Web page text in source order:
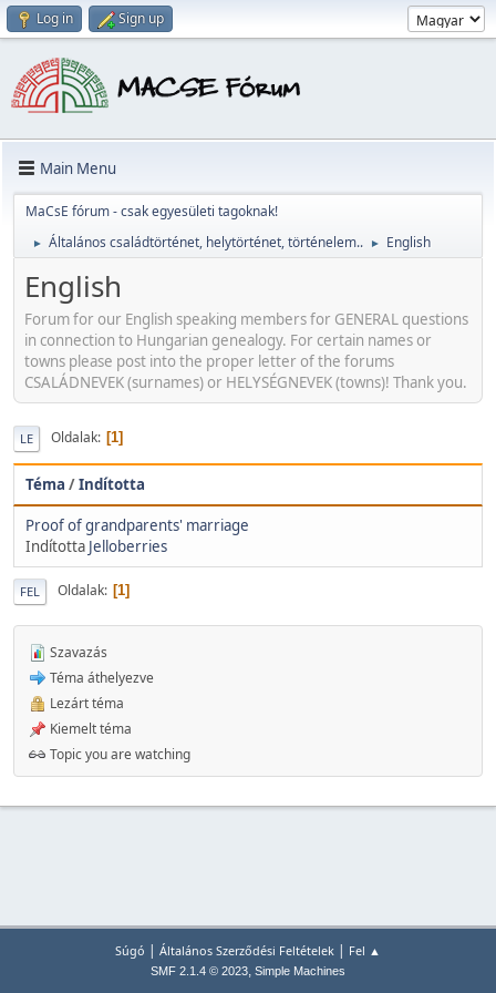
Log in Sign up
Main Menu
MaCsE fórum - csak egyesületi tagoknak!
► Általános családtörténet, helytörténet, történelem.. ► English
English
Forum for our English speaking members for GENERAL questions
in connection to Hungarian genealogy. For certain names or
towns please post into the proper letter of the forums
CSALÁDNEVEK (surnames) or HELYSÉGNEVEK (towns)! Thank you.
LE Oldalak 1
Téma /Indította
Proof of grandparents' marriage
Indította Jelloberries
FEL Oldalak 1
Szavazás
Téma áthelyezve
Lezárt téma
Kiemelt téma
Topic you are watching
Súgó | Általános Szerződési Feltételek | Fel ▲
SMF 2.1.4 © 2023, Simple Machines